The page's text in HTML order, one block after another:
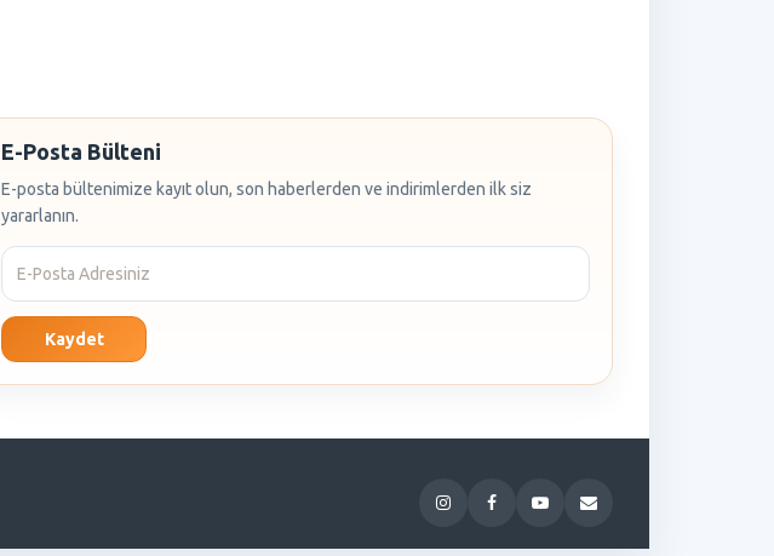
E-Posta Bülteni
E-posta bültenimize kayıt olun, son haberlerden ve indirimlerden ilk siz
yararlanın.
Kaydet